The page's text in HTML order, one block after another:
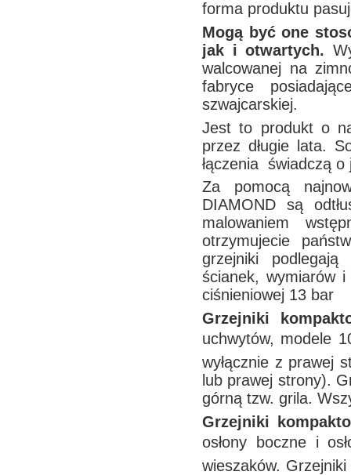
forma produktu
Mogą być one
jak i otwartych.
walcowanej na
fabryce
szwajcarskiej.
Jest to produkt o
przez długie lata.
łączenia świadczą o
Za pomocą
DIAMOND są
malowaniem
otrzymujecie
grzejniki podlegają
ścianek, wymiarów
ciśnieniowej 13 bar
Grzejniki
uchwytów, modele
wyłącznie z prawej
lub prawej strony).
górną tzw. grila.
Grzejniki
osłony boczne i
wieszaków.